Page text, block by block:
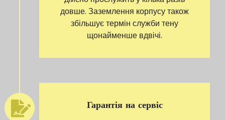
довше. Заземлення корпусу також
збільшує термін служби тену
щонайменше вдвічі.
Гарантія на сервіс